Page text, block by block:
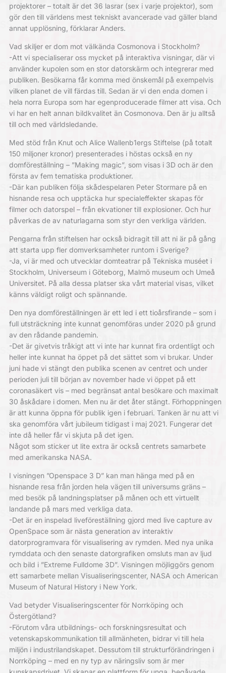
projektorer – totalt är det 36 lasrar (sex i varje projektor), som
gör den till världens mest tekniskt avancerade vad gäller bland
annat upplösning, förklarar Anders.
Vad skiljer er dom mot välkända Cosmonova i Stockholm?
-Att vi specialiserar oss mycket på interaktiva visningar, där vi
använder kupolen som en stor datorskärm och integrerar med
publiken. Besökarna får komma med önskemål på exempelvis
vilken planet de vill färdas till. Sedan är vi den enda domen i
hela norra Europa som har egenproducerade filmer att visa. Och
vi har en helt annan bildkvalitet än Cosmonova. Den är ju alltså
till och med världsledande.
Med stöd från Knut och Alice Wallenb1ergs Stiftelse (på totalt
150 miljoner kronor) presenterades i höstas också en ny
domföreställning – ”Making magic”, som visas i 3D och är den
första av fem tematiska produktioner.
-Där kan publiken följa skådespelaren Peter Stormare på en
hisnande resa och upptäcka hur specialeffekter skapas för
filmer och datorspel – från ekvationer till explosioner. Och hur
påverkas de av naturlagarna som styr den verkliga världen.
Pengarna från stiftelsen har också bidragit till att ni är på gång
att starta upp fler domverksamheter runtom i Sverige?
-Ja, vi är med och utvecklar domteatrar på Tekniska muséet i
Stockholm, Universeum i Göteborg, Malmö museum och Umeå
Universitet. På alla dessa platser ska vårt material visas, vilket
känns väldigt roligt och spännande.
Den nya domföreställningen är ett led i ett tioårsfirande – som i
full utsträckning inte kunnat genomföras under 2020 på grund
av den rådande pandemin.
-Det är givetvis tråkigt att vi inte har kunnat fira ordentligt och
heller inte kunnat ha öppet på det sättet som vi brukar. Under
juni hade vi stängt den publika scenen av centret och under
perioden juli till början av november hade vi öppet på ett
coronasäkert vis – med begränsat antal besökare och maximalt
30 åskådare i domen. Men nu är det åter stängt. Förhoppningen
är att kunna öppna för publik igen i februari. Tanken är nu att vi
ska genomföra vårt jubileum tidigast i maj 2021. Fungerar det
inte då heller får vi skjuta på det igen.
Något som sticker ut lite extra är också centrets samarbete
med amerikanska NASA.
I visningen ”Openspace 3 D” kan man hänga med på en
hisnande resa från jorden hela vägen till universums gräns –
med besök på landningsplatser på månen och ett virtuellt
landande på mars med verkliga data.
-Det är en inspelad liveföreställning gjord med live capture av
OpenSpace som är nästa generation av interaktiv
datorprogramvara för visualisering av rymden. Med nya unika
rymddata och den senaste datorgrafiken omsluts man av ljud
och bild i ”Extreme Fulldome 3D”. Visningen möjliggörs genom
ett samarbete mellan Visualiseringscenter, NASA och American
Museum of Natural History i New York.
Vad betyder Visualiseringscenter för Norrköping och
Östergötland?
-Förutom våra utbildnings- och forskningsresultat och
vetenskapskommunikation till allmänheten, bidrar vi till hela
miljön i industrilandskapet. Dessutom till strukturförändringen i
Norrköping – med en ny typ av näringsliv som är mer